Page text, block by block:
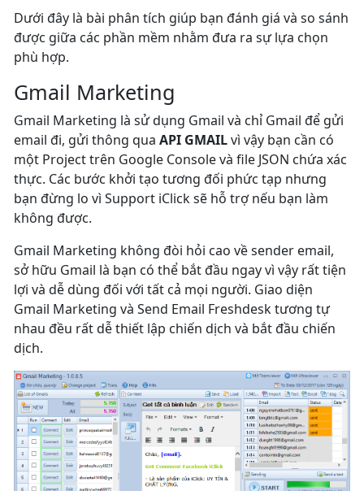
Dưới đây là bài phân tích giúp bạn đánh giá và so sánh
được giữa các phần mềm nhằm đưa ra sự lựa chọn
phù hợp.
Gmail Marketing
Gmail Marketing là sử dụng Gmail và chỉ Gmail để gửi
email đi, gửi thông qua API GMAILvì vậy bạn cần có
một Project trên Google Console và file JSON chứa xác
thực. Các bước khởi tạo tương đối phức tạp nhưng
bạn đừng lo vì Support iClick sẽ hỗ trợ nếu bạn làm
không được.
Gmail Marketing không đòi hỏi cao về sender email,
sở hữu Gmail là bạn có thể bắt đầu ngay vì vậy rất tiện
lợi và dễ dùng đối với tất cả mọi người. Giao diện
Gmail Marketing và Send Email Freshdesk tương tự
nhau đều rất dễ thiết lập chiến dịch và bắt đầu chiến
dịch.